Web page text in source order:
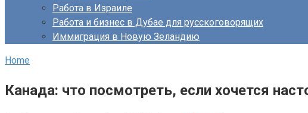
Работа в Израиле
Работа и бизнес в Дубае для русскоговорящих
Иммиграция в Новую Зеландию
Home
Канада: что посмотреть, если хочется